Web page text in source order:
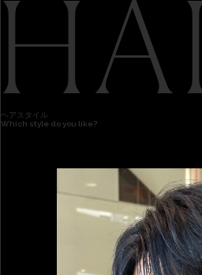
ヘアスタイル
Which style do you like?